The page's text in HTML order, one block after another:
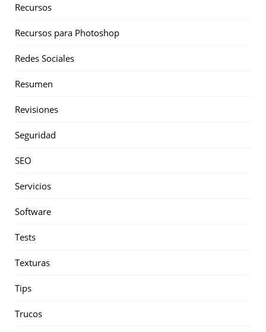
Recursos
Recursos para Photoshop
Redes Sociales
Resumen
Revisiones
Seguridad
SEO
Servicios
Software
Tests
Texturas
Tips
Trucos